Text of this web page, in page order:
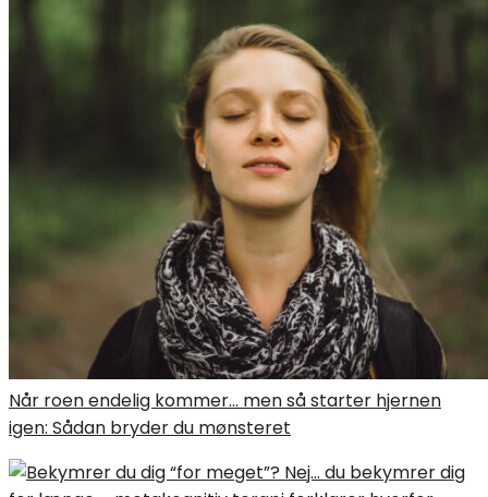
Når roen endelig kommer… men så starter hjernen
igen: Sådan bryder du mønsteret